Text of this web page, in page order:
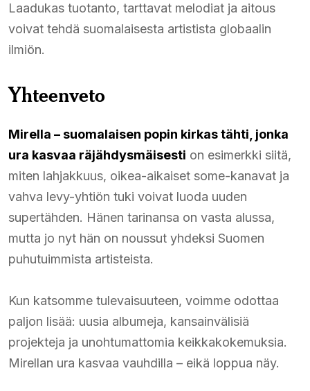
Laadukas tuotanto, tarttavat melodiat ja aitous
voivat tehdä suomalaisesta artistista globaalin
ilmiön.
Yhteenveto
Mirella – suomalaisen popin kirkas tähti, jonka
ura kasvaa räjähdysmäisesti on esimerkki siitä,
miten lahjakkuus, oikea-aikaiset some-kanavat ja
vahva levy-yhtiön tuki voivat luoda uuden
supertähden. Hänen tarinansa on vasta alussa,
mutta jo nyt hän on noussut yhdeksi Suomen
puhutuimmista artisteista.
Kun katsomme tulevaisuuteen, voimme odottaa
paljon lisää: uusia albumeja, kansainvälisiä
projekteja ja unohtumattomia keikkakokemuksia.
Mirellan ura kasvaa vauhdilla – eikä loppua näy.